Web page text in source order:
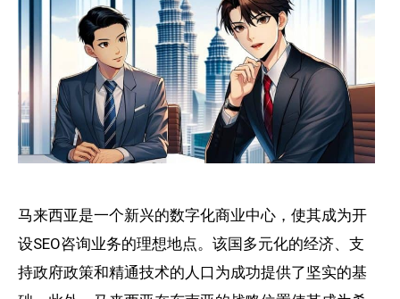
马来西亚是一个新兴的数字化商业中心，使其成为开
设SEO咨询业务的理想地点。该国多元化的经济、支
持政府政策和精通技术的人口为成功提供了坚实的基